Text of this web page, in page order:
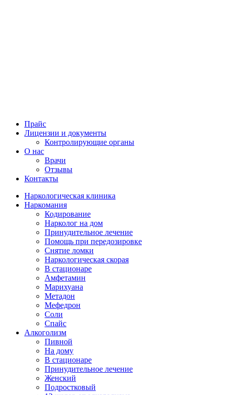
Прайс
Лицензии и документы
Контролирующие органы
О нас
Врачи
Отзывы
Контакты
Наркологическая клиника
Наркомания
Кодирование
Нарколог на дом
Принудительное лечение
Помощь при передозировке
Снятие ломки
Наркологическая скорая
В стационаре
Амфетамин
Марихуана
Метадон
Мефедрон
Соли
Спайс
Алкоголизм
Пивной
На дому
В стационаре
Принудительное лечение
Женский
Подростковый